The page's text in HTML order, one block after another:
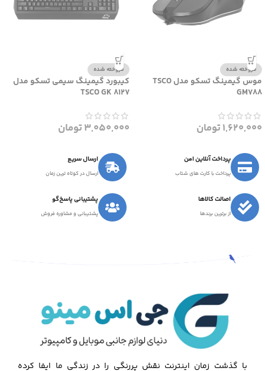
فروخته شده
موس گیمینگ تسکو مدل TSCO
GM788
1,620,000تومان
فروخته شده
کیبورد گیمینگ سیمی تسکو مدل
TSCO GK 8127
3,050,000تومان
پرداخت آنلاین امن
پرداخت با کارت های شتاب
ارسال سریع
ارسال در کوتاه ترین زمان
اصالت کالاها
از برترین برندها
پشتیبانی پاسخ‌گو
پشتیبانی و مشاوره فروش
با گذشت زمان اینترنت نقش پررنگی را در زندگی ما ایفا کرده